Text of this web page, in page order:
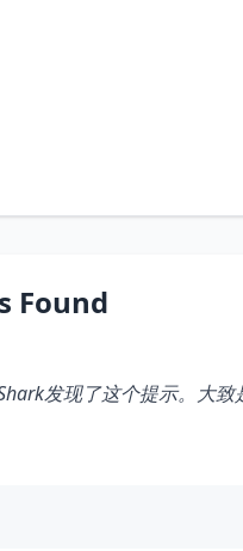
Found
发现了这个提示。大